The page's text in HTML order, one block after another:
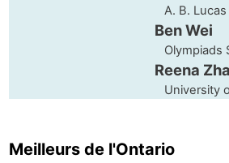
A. B.
Ben Wei
Olympiads
Reena
University
Meilleurs de l'Ontario